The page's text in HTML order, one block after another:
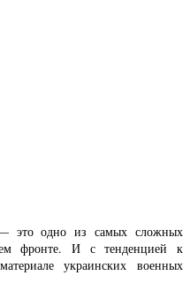
— это одно из самых сложных
фронте. И с тенденцией к
украинских военных